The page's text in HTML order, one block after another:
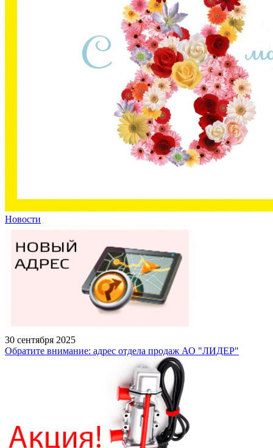
Новости
30 сентября 2025
Обратите внимание: адрес отдела продаж АО "ЛИДЕР"